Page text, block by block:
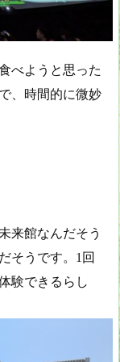
べようと思った
、時間的に微妙
来館なんだそう
そうです。1回
験できるらし